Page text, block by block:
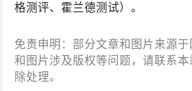
格测评、霍兰德测试）。
免责申明：部分文章和图片来源
和图片涉及版权等问题，请联系本
除处理。